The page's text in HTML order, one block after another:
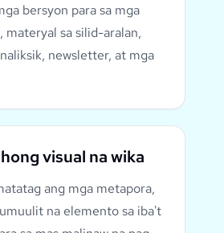
bersyon para sa mga
materyal sa silid-aralan,
newsletter, at mga
visual na wika
ang mga metapora,
na elemento sa iba't